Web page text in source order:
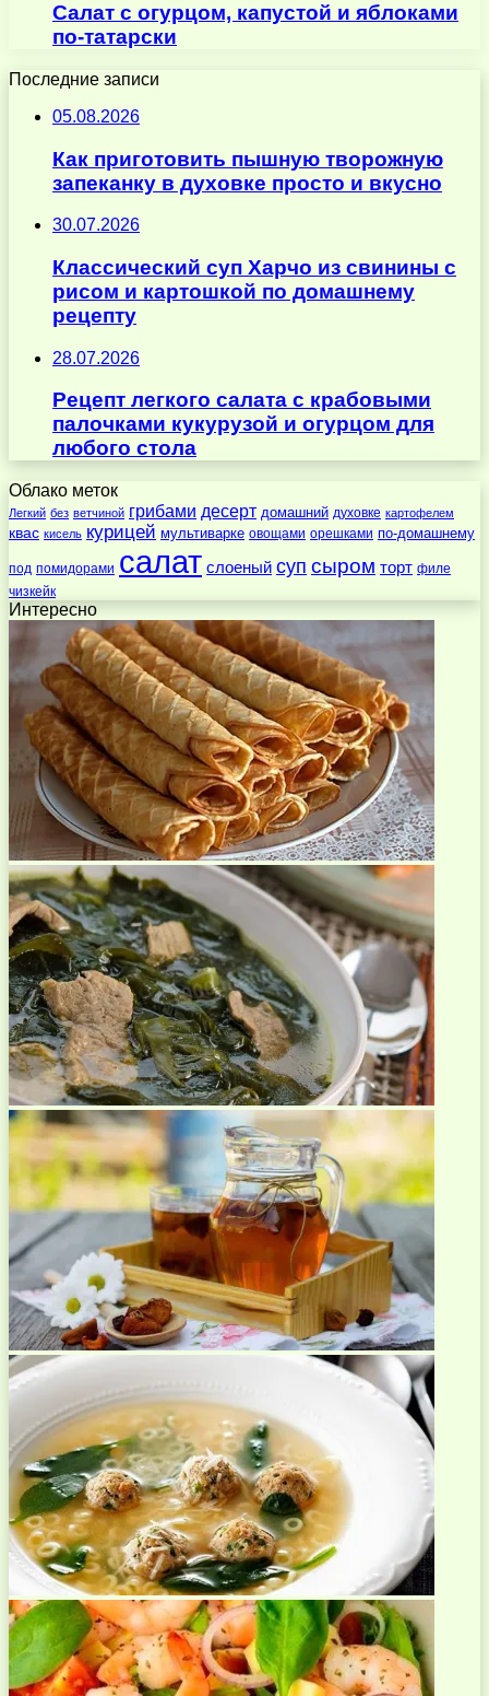
Салат с огурцом, капустой и яблоками
по-татарски
Последние записи
05.08.2026
Как приготовить пышную творожную
запеканку в духовке просто и вкусно
30.07.2026
Классический суп Харчо из свинины с
рисом и картошкой по домашнему
рецепту
28.07.2026
Рецепт легкого салата с крабовыми
палочками кукурузой и огурцом для
любого стола
Облако меток
Легкий без ветчиной грибами десерт домашний духовке картофелем
квас кисель курицей мультиварке овощами орешками по-домашнему
под помидорами салат слоеный суп сыром торт филе
чизкейк
Интересно